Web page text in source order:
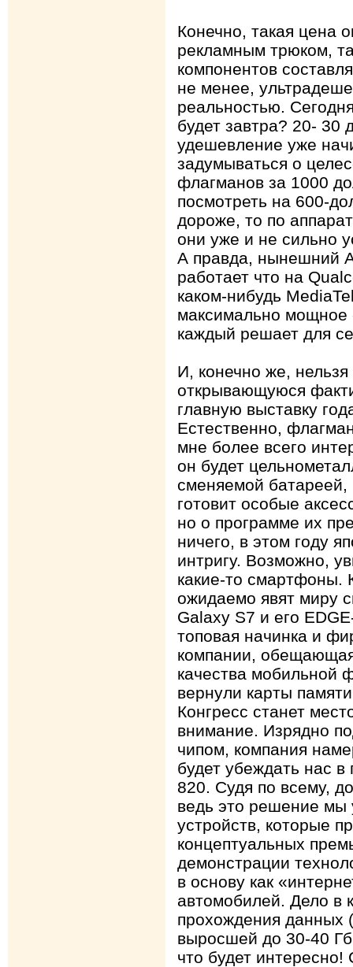
Конечно, такая цена
рекламным трюком,
компонентов
не менее,
реальностью.
будет завтра? 20- 30
удешевление уже
задумываться о
флагманов за 1000
посмотреть на 600-
дороже, то по
они уже и не сильно
А правда, нынешний
работает что на
каком-нибудь
максимально мощное
каждый решает для
И, конечно же, нельзя
открывающуюся
главную выставку
Естественно,
мне более всего
он будет
сменяемой батареей,
готовит особые
но о программе их
ничего, в этом году
интригу. Возможно,
какие-то смартфоны.
ожидаемо явят миру
Galaxy S7 и его
топовая начинка и
компании,
качества мобильной
вернули карты
Конгресс станет
внимание. Изрядно
чипом, компания
будет убеждать нас
820. Судя по всему,
ведь это решение мы
устройств, которые
концептуальных
демонстрации
в основу как
автомобилей. Дело в
прохождения данных
выросшей до 30-40
что будет